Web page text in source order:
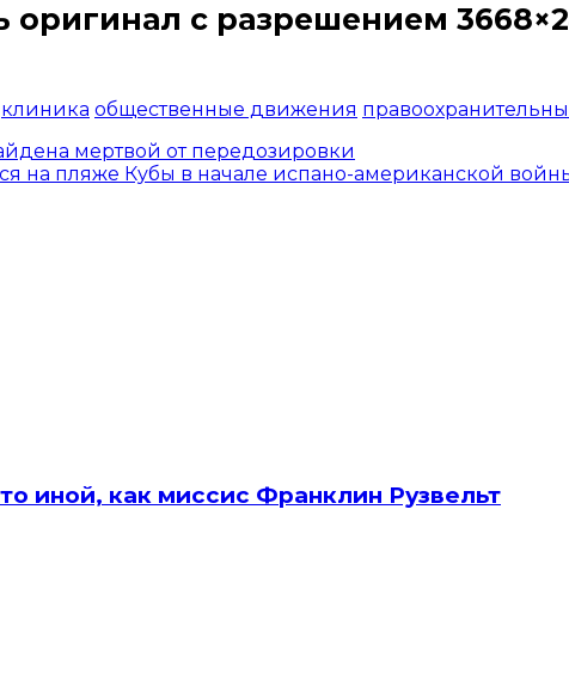
оригинал с разрешением
клиника общественные движения
мертвой от передозировки
на пляже Кубы в начале испано-американской
иной, как миссис Франклин Рузвельт